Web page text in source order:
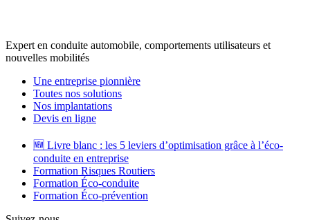
Expert en conduite automobile, comportements utilisateurs et
nouvelles mobilités
Une entreprise pionnière
Toutes nos solutions
Nos implantations
Devis en ligne
🆕 Livre blanc : les 5 leviers d’optimisation grâce à l’éco-
conduite en entreprise
Formation Risques Routiers
Formation Éco-conduite
Formation Éco-prévention